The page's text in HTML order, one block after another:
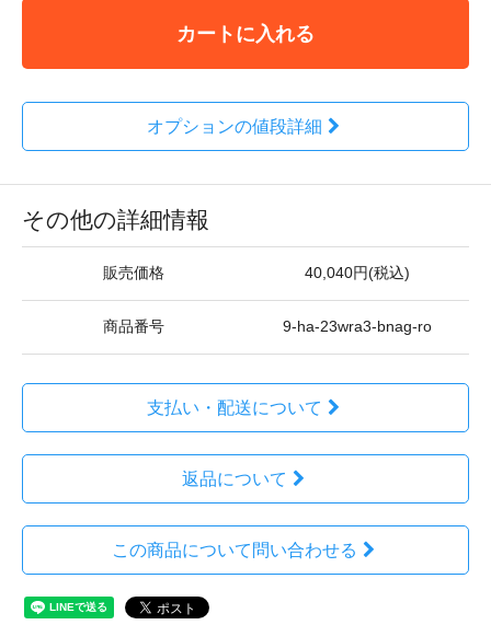
カートに入れる
オプションの値段詳細
その他の詳細情報
販売価格 40,040円(税込)
商品番号 9-ha-23wra3-bnag-ro
支払い・配送について
返品について
この商品について問い合わせる